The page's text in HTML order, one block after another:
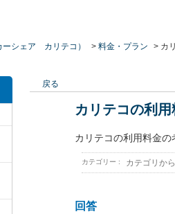
ーシェア カリテコ） > 料金・プラン > カ
戻る
カリテコの利
カリテコの利用料金の
カテゴリー : カテゴリか
回答